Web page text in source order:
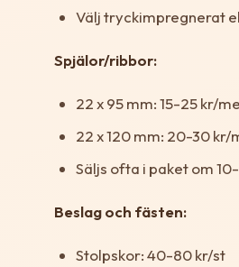
Välj tryckimpregnerat
Spjälor/ribbor:
22 x 95 mm: 15-25 kr/
22 x 120 mm: 20-30 kr/
Säljs ofta i paket om
Beslag och fästen:
Stolpskor: 40-80 kr/st